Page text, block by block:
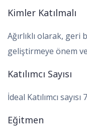
Kimler Katılmalı
Ağırlıklı olarak, geri
geliştirmeye önem
Katılımcı Sayısı
İdeal Katılımcı sayısı 7
Eğitmen